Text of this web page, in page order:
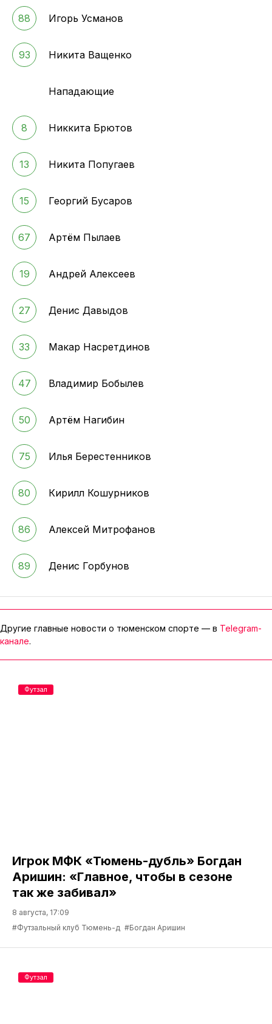
88 Игорь Усманов
93 Никита Ващенко
Нападающие
8 Никкита Брютов
13 Никита Попугаев
15 Георгий Бусаров
67 Артём Пылаев
19 Андрей Алексеев
27 Денис Давыдов
33 Макар Насретдинов
47 Владимир Бобылев
50 Артём Нагибин
75 Илья Берестенников
80 Кирилл Кошурников
86 Алексей Митрофанов
89 Денис Горбунов
Другие главные новости о тюменском спорте — в Telegram-
канале.
Игрок МФК «Тюмень-дубль» Богдан
Аришин: «Главное, чтобы в сезоне
так же забивал»
8 августа, 17:09
#Футзальный клуб Тюмень-д #Богдан Аришин
Футзал
Футзал